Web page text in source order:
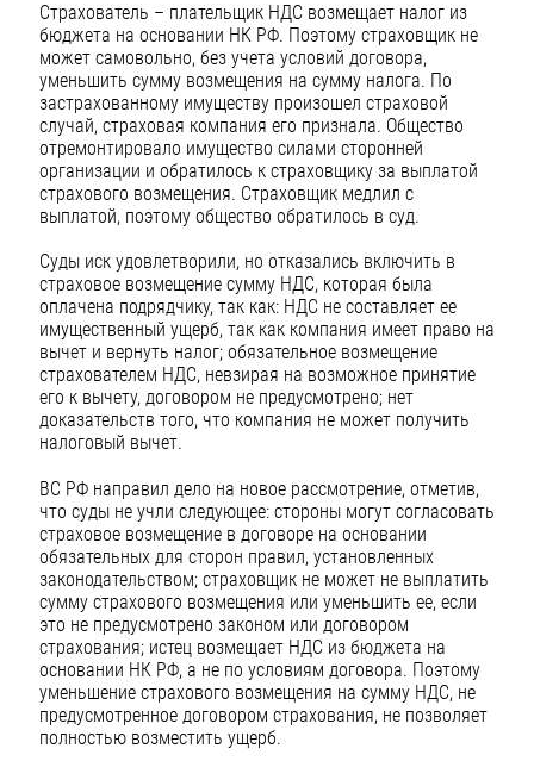
Страхователь – плательщик НДС возмещает налог из
бюджета на основании НК РФ. Поэтому страховщик не
может самовольно, без учета условий договора,
уменьшить сумму возмещения на сумму налога. По
застрахованному имуществу произошел страховой
случай, страховая компания его признала. Общество
отремонтировало имущество силами сторонней
организации и обратилось к страховщику за выплатой
страхового возмещения. Страховщик медлил с
выплатой, поэтому общество обратилось в суд.
Суды иск удовлетворили, но отказались включить в
страховое возмещение сумму НДС, которая была
оплачена подрядчику, так как: НДС не составляет ее
имущественный ущерб, так как компания имеет право на
вычет и вернуть налог; обязательное возмещение
страхователем НДС, невзирая на возможное принятие
его к вычету, договором не предусмотрено; нет
доказательств того, что компания не может получить
налоговый вычет.
ВС РФ направил дело на новое рассмотрение, отметив,
что суды не учли следующее: стороны могут согласовать
страховое возмещение в договоре на основании
обязательных для сторон правил, установленных
законодательством; страховщик не может не выплатить
сумму страхового возмещения или уменьшить ее, если
это не предусмотрено законом или договором
страхования; истец возмещает НДС из бюджета на
основании НК РФ, а не по условиям договора. Поэтому
уменьшение страхового возмещения на сумму НДС, не
предусмотренное договором страхования, не позволяет
полностью возместить ущерб.